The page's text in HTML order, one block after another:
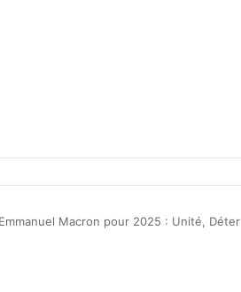
Macron pour 2025 : Unité,